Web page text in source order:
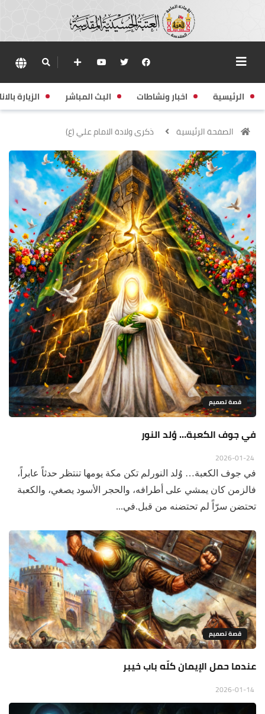
الرئيسية اخبار ونشاطات البث المباشر الزيارة
الصفحة الرئيسية ذكرى ولادة الامام علي (ع)
قصة تصميم
في جوف الكعبة… وُلد النور
في جوف الكعبة… وُلد النورلم تكن مكة يومها تنتظر حدثاً عابراً،
فالزمن كان يمشي على أطرافه، والحجر الأسود يصغي، والكعبة
تحتضن سرّاً لم تحتضنه من قبل.في...
قصة تصميم
عندما حمل الإيمان كلّه باب خيبر